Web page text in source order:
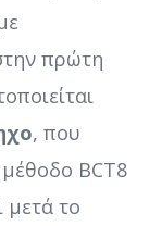
πρώτη
, που
BCT8
μετά το